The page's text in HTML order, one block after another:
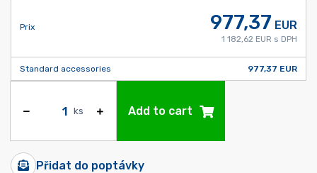
Prix 977,37 EUR
1 182,62 EUR s DPH
Standard accessories 977,37 EUR
ks Add to cart
Přidat do poptávky